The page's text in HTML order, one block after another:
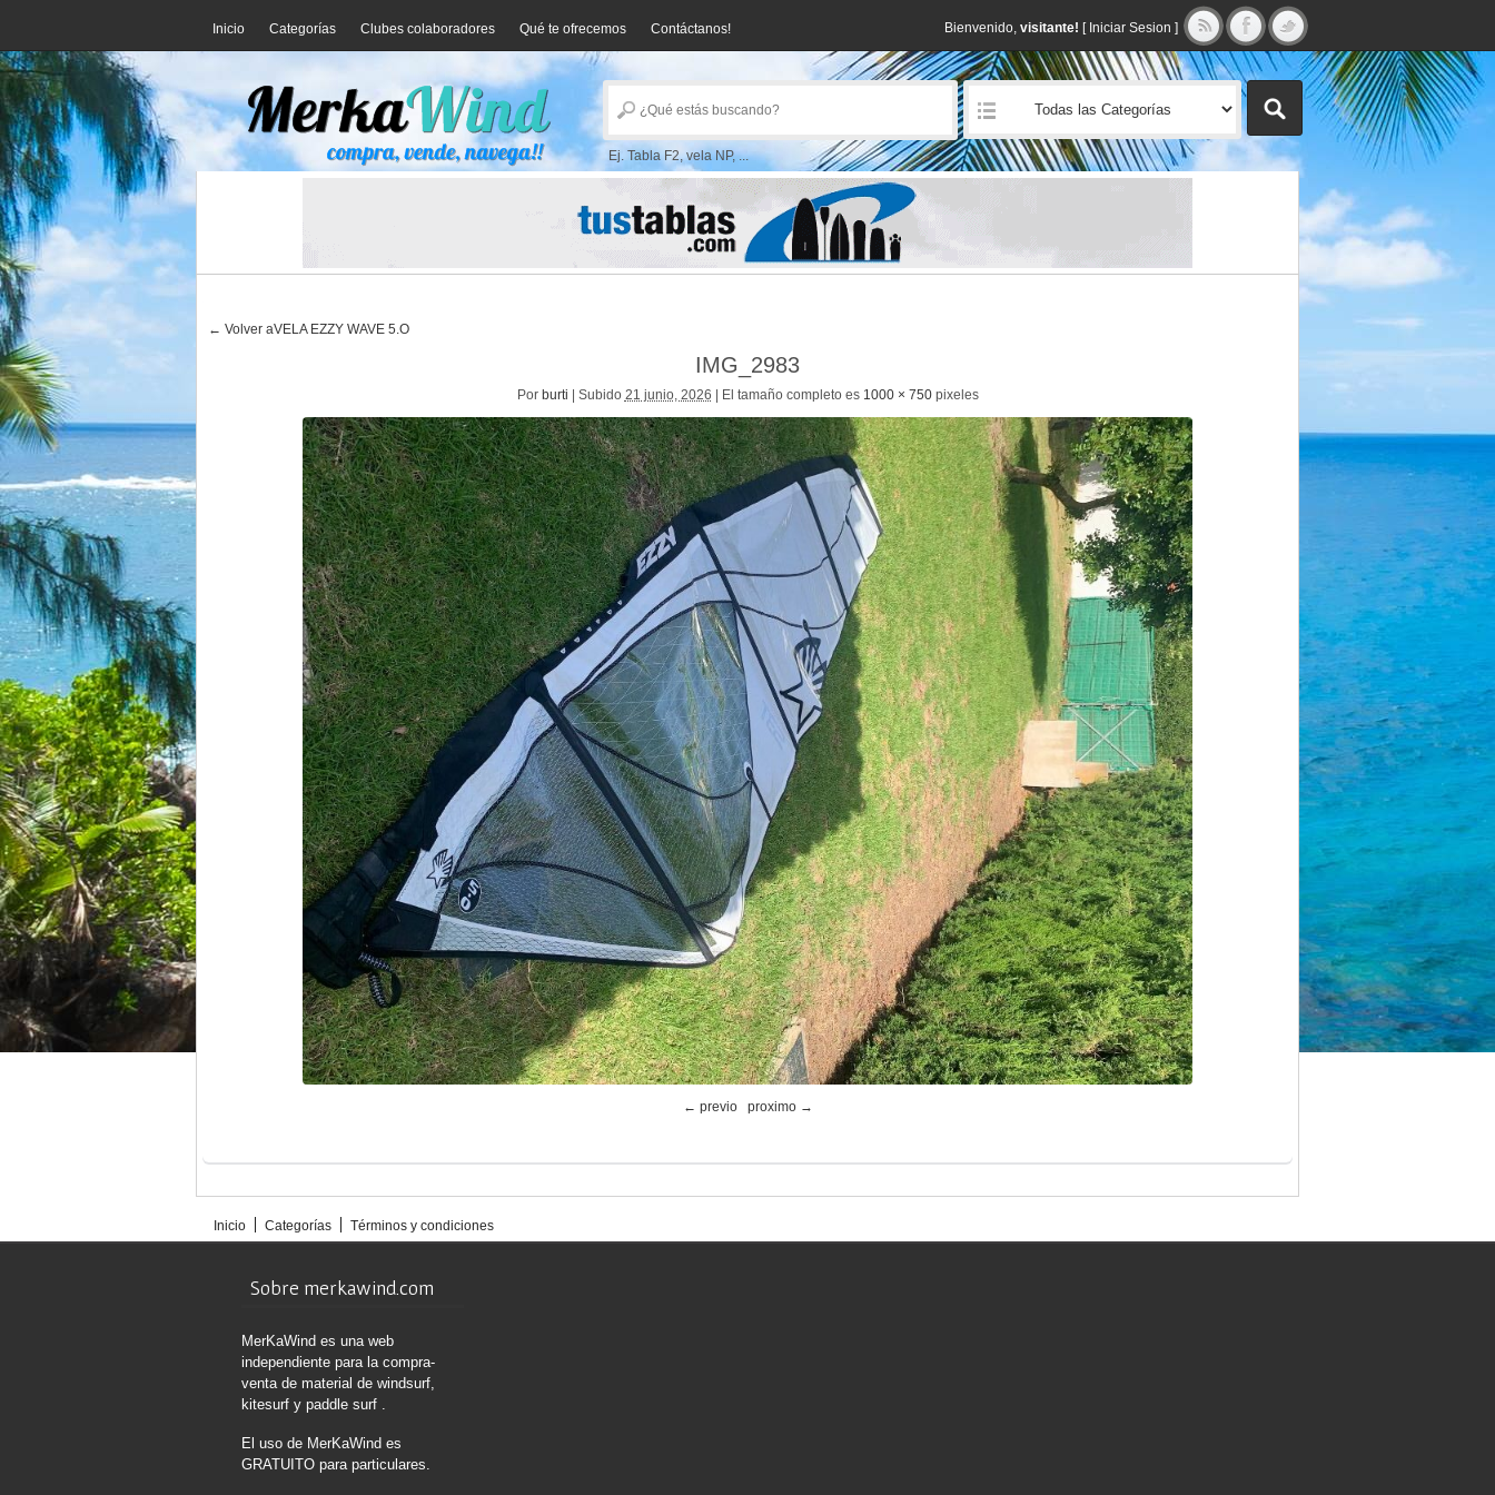
Inicio Categorías Clubes colaboradores Qué te ofrecemos Contáctanos! Bienvenido, visitante! [ Iniciar Sesion ]
Ej. Tabla F2, vela NP, ...
← Volver aVELA EZZY WAVE 5.O
IMG_2983
Por burti Subido 21 junio, 2026 El tamaño completo es 1000 × 750pixeles
← previo proximo →
Inicio Categorías Términos y condiciones
Sobre merkawind.com
MerKaWind es una web
independiente para la compra-
venta de material de windsurf,
kitesurf y paddle surf .
El uso de MerKaWind es
GRATUITO para particulares.